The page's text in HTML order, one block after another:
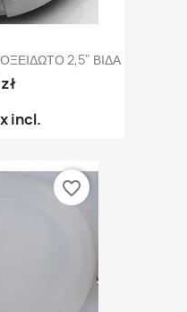
2,5" ΒΙΔΑ
incl.
favorite_border